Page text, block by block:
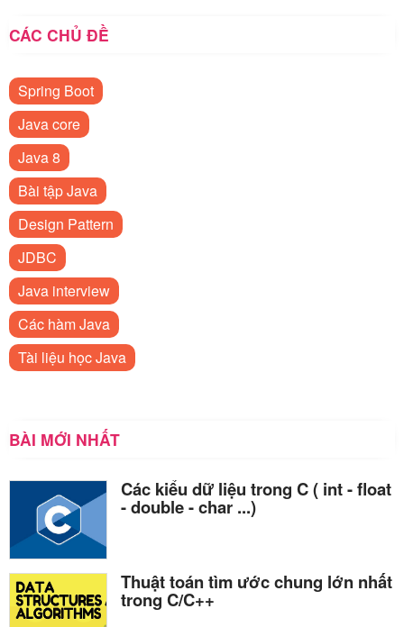
CÁC CHỦ ĐỀ
Spring Boot
Java core
Java 8
Bài tập Java
Design Pattern
JDBC
Java interview
Các hàm Java
Tài liệu học Java
BÀI MỚI NHẤT
Các kiểu dữ liệu trong C ( int - float
- double - char ...)
Thuật toán tìm ước chung lớn nhất
trong C/C++